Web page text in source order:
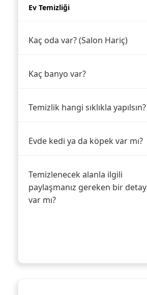
Ev Temizliği
Kaç oda var? (Salon Hariç)
Kaç banyo var?
Temizlik hangi sıklıkla yapılsın?
Evde kedi ya da köpek var mı?
Temizlenecek alanla ilgili
paylaşmanız gereken bir detay
var mı?